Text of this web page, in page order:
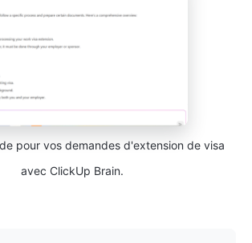
pour vos demandes d'extension de visa
avec ClickUp Brain.